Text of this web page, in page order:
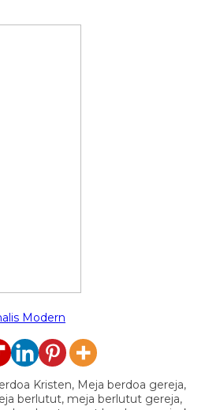
Modern
Kristen, Meja berdoa gereja,
berlutut, meja berlutut gereja,